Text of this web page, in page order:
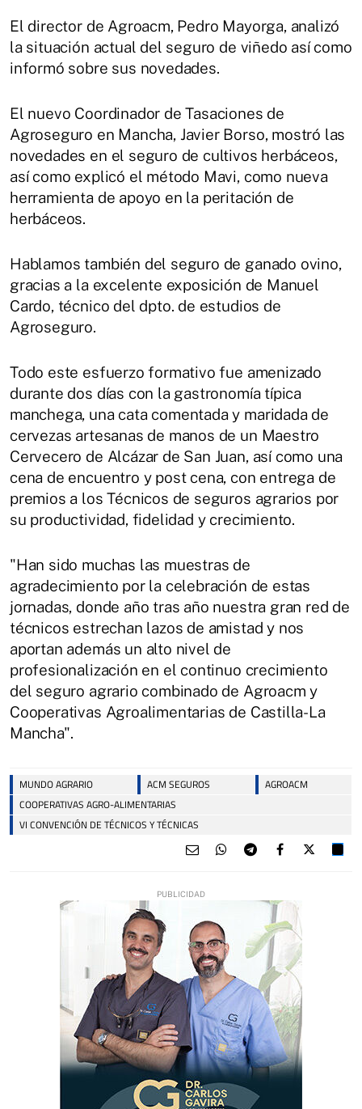
El director de Agroacm, Pedro Mayorga, analizó
la situación actual del seguro de viñedo así como
informó sobre sus novedades.
El nuevo Coordinador de Tasaciones de
Agroseguro en Mancha, Javier Borso, mostró las
novedades en el seguro de cultivos herbáceos,
así como explicó el método Mavi, como nueva
herramienta de apoyo en la peritación de
herbáceos.
Hablamos también del seguro de ganado ovino,
gracias a la excelente exposición de Manuel
Cardo, técnico del dpto. de estudios de
Agroseguro.
Todo este esfuerzo formativo fue amenizado
durante dos días con la gastronomía típica
manchega, una cata comentada y maridada de
cervezas artesanas de manos de un Maestro
Cervecero de Alcázar de San Juan, así como una
cena de encuentro y post cena, con entrega de
premios a los Técnicos de seguros agrarios por
su productividad, fidelidad y crecimiento.
"Han sido muchas las muestras de
agradecimiento por la celebración de estas
jornadas, donde año tras año nuestra gran red de
técnicos estrechan lazos de amistad y nos
aportan además un alto nivel de
profesionalización en el continuo crecimiento
del seguro agrario combinado de Agroacm y
Cooperativas Agroalimentarias de Castilla-La
Mancha".
MUNDO AGRARIO ACM SEGUROS
AGROACM
COOPERATIVAS AGRO-ALIMENTARIAS
VI CONVENCIÓN DE TÉCNICOS Y TÉCNICAS